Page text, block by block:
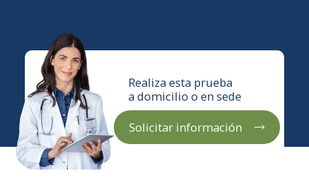
Realiza esta prueba
a domicilio o en sede
Solicitar información